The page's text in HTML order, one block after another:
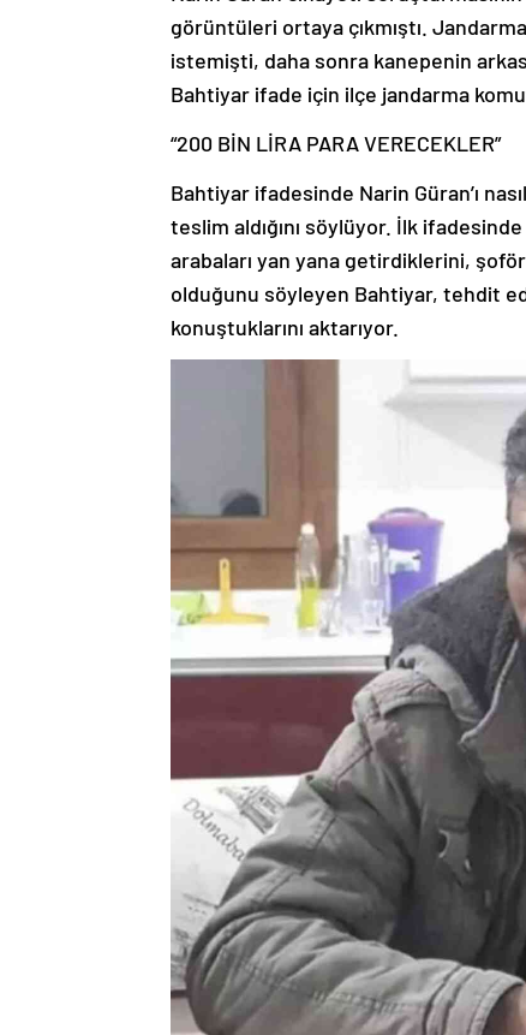
görüntüleri ortaya çıkmıştı.
istemişti, daha sonra kanepenin
Bahtiyar ifade için ilçe jandarma
“200 BİN LİRA PARA VERECEKLER”
Bahtiyar ifadesinde Narin Güran’ı
teslim aldığını söylüyor. İlk
arabaları yan yana getirdiklerini,
olduğunu söyleyen Bahtiyar, tehdit
konuştuklarını aktarıyor.